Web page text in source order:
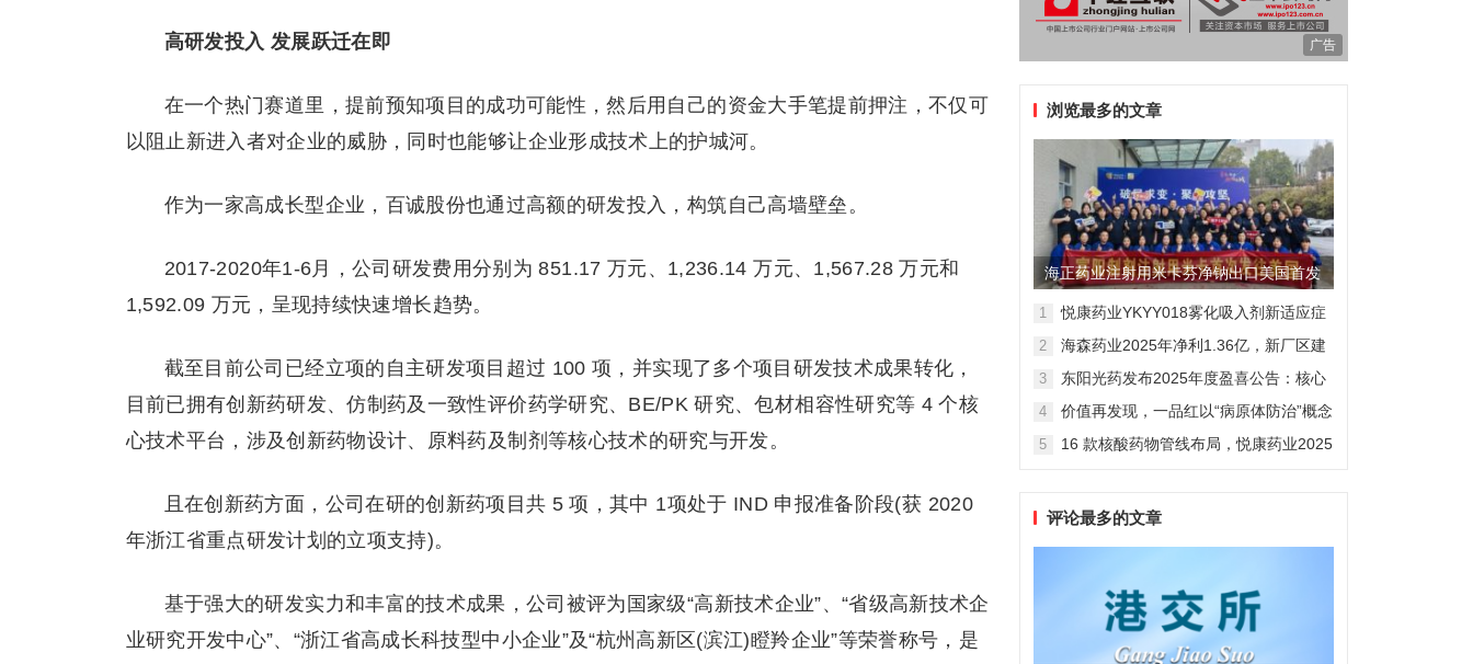
高研发投入 发展跃迁在即
在一个热门赛道里，提前预知项目的成功可能性，然后用自己的资金大手笔提前押注，不仅可
以阻止新进入者对企业的威胁，同时也能够让企业形成技术上的护城河。
作为一家高成长型企业，百诚股份也通过高额的研发投入，构筑自己高墙壁垒。
2017-2020年1-6月，公司研发费用分别为 851.17 万元、1,236.14 万元、1,567.28 万元和
1,592.09 万元，呈现持续快速增长趋势。
截至目前公司已经立项的自主研发项目超过 100 项，并实现了多个项目研发技术成果转化，
目前已拥有创新药研发、仿制药及一致性评价药学研究、BE/PK 研究、包材相容性研究等 4 个核
心技术平台，涉及创新药物设计、原料药及制剂等核心技术的研究与开发。
且在创新药方面，公司在研的创新药项目共 5 项，其中 1项处于 IND 申报准备阶段(获 2020
年浙江省重点研发计划的立项支持)。
基于强大的研发实力和丰富的技术成果，公司被评为国家级“高新技术企业”、“省级高新技术企
业研究开发中心”、“浙江省高成长科技型中小企业”及“杭州高新区(滨江)瞪羚企业”等荣誉称号，是
广告
浏览最多的文章
海正药业注射用米卡芬净钠出口美国首发
制剂全球化迈出关键一步
1
悦康药业YKYY018雾化吸入剂新适应症
感染防治
2
海森药业2025年净利1.36亿，新厂区建
3
东阳光药发布2025年度盈喜公告：核心
维度
4
价值再发现，一品红以“病原体防治”概念
5
16 款核酸药物管线布局，悦康药业2025
评论最多的文章